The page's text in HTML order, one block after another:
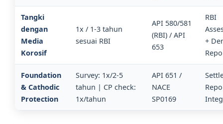
Tangki
dengan
Media
Korosif
1x / 1-3 tahun
sesuai RBI
API 580/581
(RBI) / API
653
RBI
+
Foundation
& Cathodic
Protection
Survey: 1x/2-5
tahun | CP check:
1x/tahun
API 651 /
NACE
SP0169